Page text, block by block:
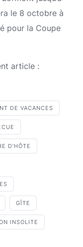
le 8 octobre à
pour la Coupe
article :
DE VACANCES
D'HÔTE
GÎTE
INSOLITE